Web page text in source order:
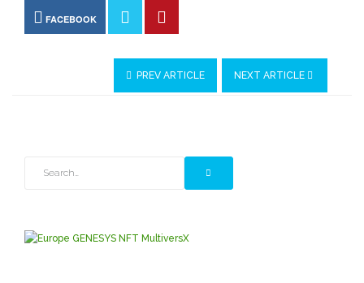
FACEBOOK
PREV ARTICLE NEXT ARTICLE